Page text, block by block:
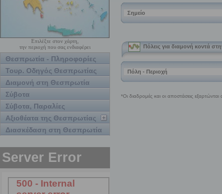
Επιλέξτε στον χάρτη,
την περιοχή που σας ενδιαφέρει
Θεσπρωτία - Πληροφορίες
Τουρ. Οδηγός Θεσπρωτίας
Διαμονή στη Θεσπρωτία
Σύβοτα
Σύβοτα, Παραλίες
Αξιοθέατα της Θεσπρωτίας
Διασκέδαση στη Θεσπρωτία